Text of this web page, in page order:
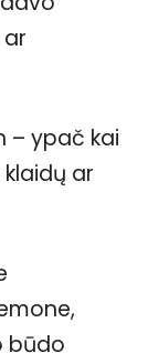
– ypač kai
ar
būdo